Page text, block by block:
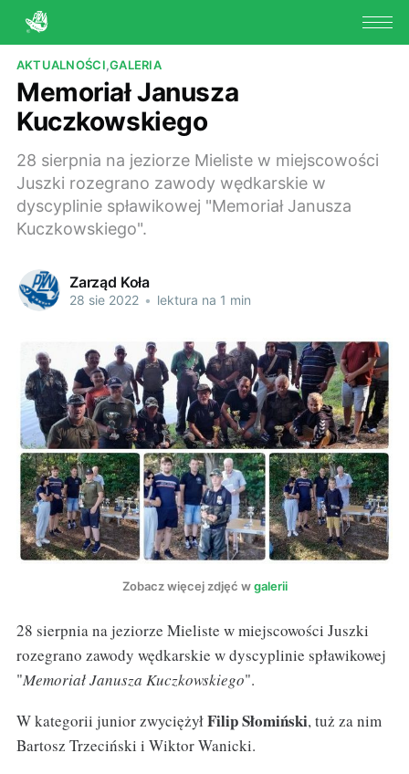
AKTUALNOŚCI,GALERIA
Memoriał Janusza
Kuczkowskiego
28 sierpnia na jeziorze Mieliste w miejscowości
Juszki rozegrano zawody wędkarskie w
dyscyplinie spławikowej "Memoriał Janusza
Kuczkowskiego".
Zarząd Koła
28 sie 2022 • lektura na 1 min
Zobacz więcej zdjęć wgalerii
28 sierpnia na jeziorze Mieliste w miejscowości Juszki
rozegrano zawody wędkarskie w dyscyplinie spławikowej
"Memoriał Janusza Kuczkowskiego".
W kategorii junior zwyciężyłFilip Słomiński, tuż za nim
Bartosz Trzeciński i Wiktor Wanicki.